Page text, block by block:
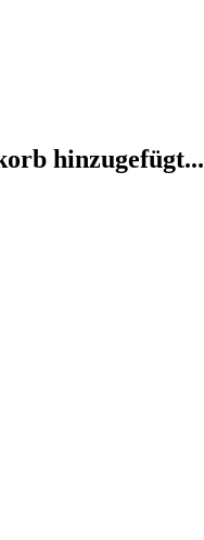
hinzugefügt...